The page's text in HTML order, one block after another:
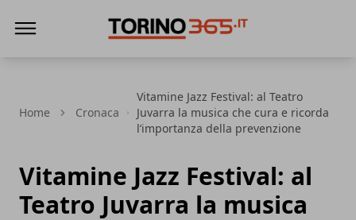
Home Cronaca
Vitamine Jazz Festival: al Teatro
Juvarra la musica che cura e ricorda
l’importanza della prevenzione
Vitamine Jazz Festival: al
Teatro Juvarra la musica